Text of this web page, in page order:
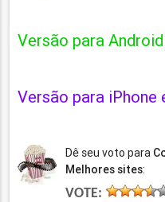
Versão para Android
Versão para iPhone
Dê seu voto para
Melhores sites:
VOTE: